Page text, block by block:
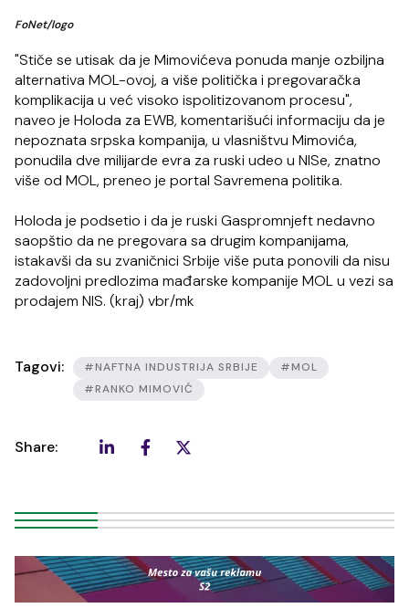
FoNet/logo
"Stiče se utisak da je Mimovićeva ponuda manje ozbiljna
alternativa MOL-ovoj, a više politička i pregovaračka
komplikacija u već visoko ispolitizovanom procesu",
naveo je Holoda za EWB, komentarišući informaciju da je
nepoznata srpska kompanija, u vlasništvu Mimovića,
ponudila dve milijarde evra za ruski udeo u NISe, znatno
više od MOL, preneo je portal Savremena politika.
Holoda je podsetio i da je ruski Gaspromnjeft nedavno
saopštio da ne pregovara sa drugim kompanijama,
istakavši da su zvaničnici Srbije više puta ponovili da nisu
zadovoljni predlozima mađarske kompanije MOL u vezi sa
prodajem NIS. (kraj) vbr/mk
Tagovi: #NAFTNA INDUSTRIJA SRBIJE
#MOL
#RANKO MIMOVIĆ
Share: